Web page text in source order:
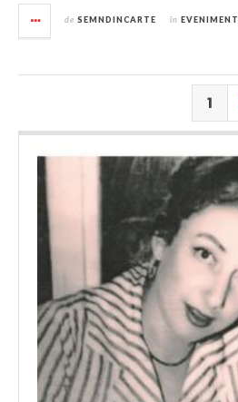
de SEMNDINCARTE în EVENIMENT
1